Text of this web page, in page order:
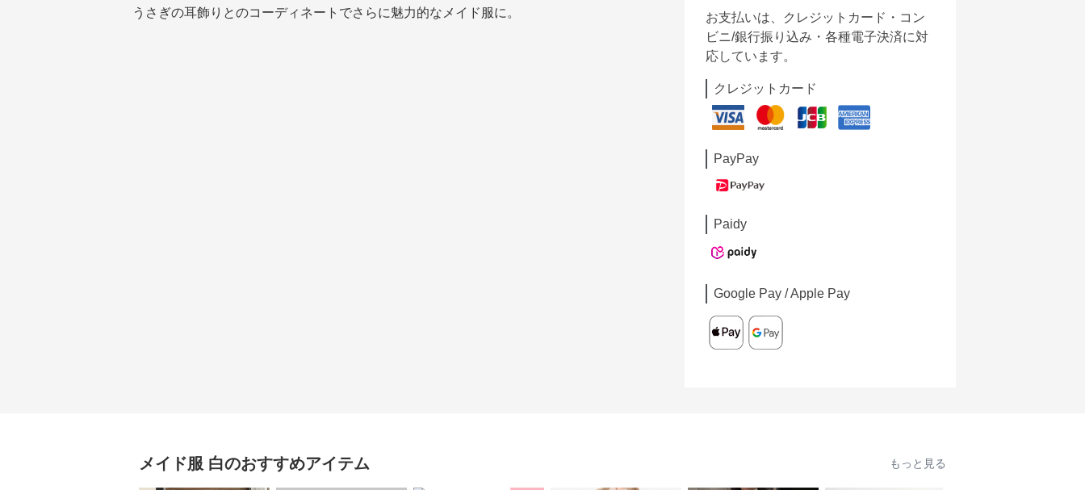
うさぎの耳飾りとのコーディネートでさらに魅力的なメイド服に。
お支払いは、クレジットカード・コン
ビニ/銀行振り込み・各種電子決済に対
応しています。
クレジットカード
PayPay
Paidy
Google Pay / Apple Pay
メイド服 白のおすすめアイテム もっと見る